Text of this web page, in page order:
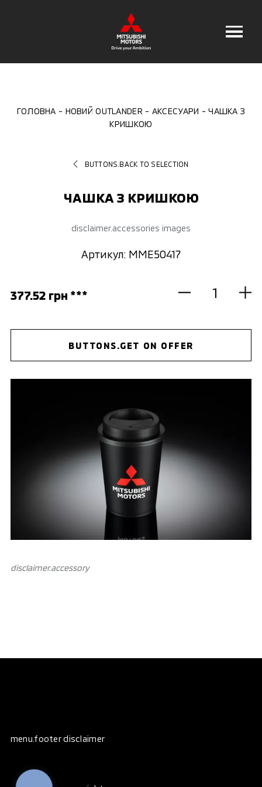
ГОЛОВНА НОВИЙ OUTLANDER АКСЕСУАРИ
ЧАШКА З
КРИШКОЮ
BUTTONS.BACK TO SELECTION
ЧАШКА З КРИШКОЮ
disclaimer.accessories images
Артикул: MME50417
377.52 грн ***
BUTTONS.GET ON OFFER
disclaimer.аccessory
menu.footer disclaimer